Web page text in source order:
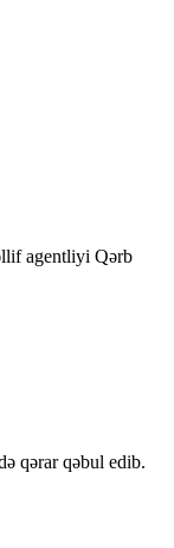
agentliyi Qərb
qərar qəbul edib.